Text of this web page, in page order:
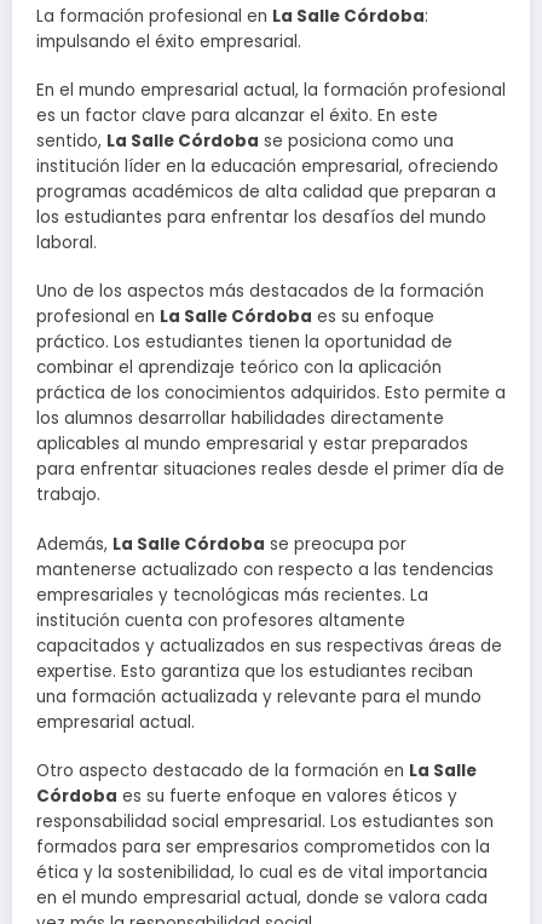
La formación profesional en La Salle Córdoba:
impulsando el éxito empresarial.
En el mundo empresarial actual, la formación profesional
es un factor clave para alcanzar el éxito. En este
sentido, La Salle Córdoba se posiciona como una
institución líder en la educación empresarial, ofreciendo
programas académicos de alta calidad que preparan a
los estudiantes para enfrentar los desafíos del mundo
laboral.
Uno de los aspectos más destacados de la formación
profesional en La Salle Córdoba es su enfoque
práctico. Los estudiantes tienen la oportunidad de
combinar el aprendizaje teórico con la aplicación
práctica de los conocimientos adquiridos. Esto permite a
los alumnos desarrollar habilidades directamente
aplicables al mundo empresarial y estar preparados
para enfrentar situaciones reales desde el primer día de
trabajo.
Además, La Salle Córdoba se preocupa por
mantenerse actualizado con respecto a las tendencias
empresariales y tecnológicas más recientes. La
institución cuenta con profesores altamente
capacitados y actualizados en sus respectivas áreas de
expertise. Esto garantiza que los estudiantes reciban
una formación actualizada y relevante para el mundo
empresarial actual.
Otro aspecto destacado de la formación en La Salle
Córdoba es su fuerte enfoque en valores éticos y
responsabilidad social empresarial. Los estudiantes son
formados para ser empresarios comprometidos con la
ética y la sostenibilidad, lo cual es de vital importancia
en el mundo empresarial actual, donde se valora cada